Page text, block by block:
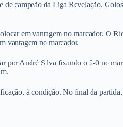
campeão da Liga Revelação.
em vantagem no marcador. O
vantagem no marcador.
por André Silva fixando o 2-0 no
à condição. No final da